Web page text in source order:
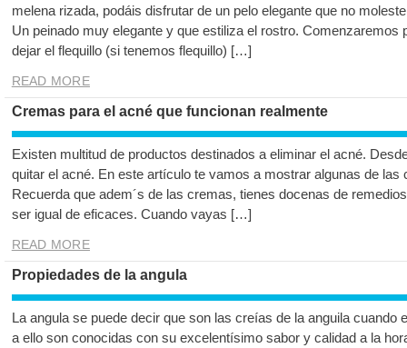
melena rizada, podáis disfrutar de un pelo elegante que no
Un peinado muy elegante y que estiliza el rostro. Comenzaremos
dejar el flequillo (si tenemos flequillo) […]
READ MORE
Cremas para el acné que funcionan realmente
Existen multitud de productos destinados a eliminar el acné.
quitar el acné. En este artículo te vamos a mostrar algunas de
Recuerda que adem´s de las cremas, tienes docenas de
ser igual de eficaces. Cuando vayas […]
READ MORE
Propiedades de la angula
La angula se puede decir que son las creías de la anguila cuando
a ello son conocidas con su excelentísimo sabor y calidad a la